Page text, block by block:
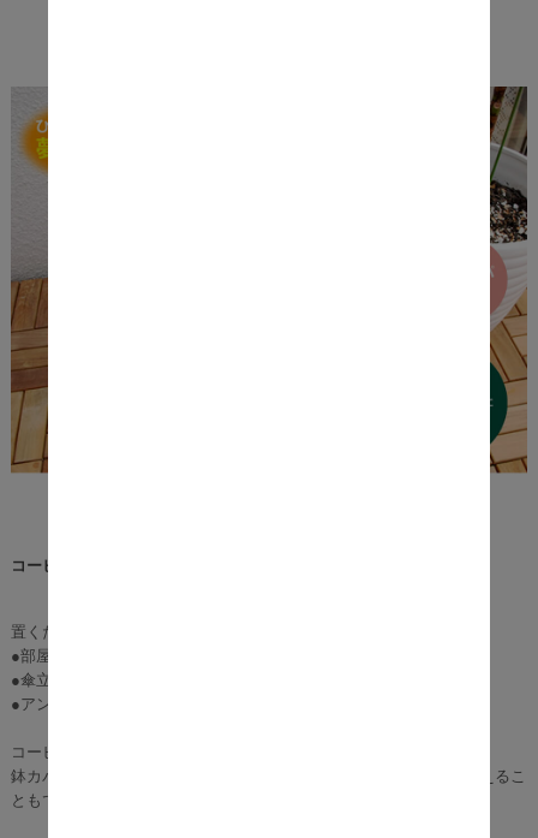
コーヒー樽の形をした、おしゃれなプランターBarrel（バレル）。
置くだけで一気におしゃれ！気分もアガる！
●部屋に置いてゴミ箱として
●傘立てやスリッパ入れとして
●アンティーク風・ヴィンテージ風のディスプレイとしてetc...
コーヒー樽の形をした、おしゃれなプランターです。
鉢カバーとしてはもちろん、水抜き穴があるので、土ごと植物を植えるこ
ともできます。